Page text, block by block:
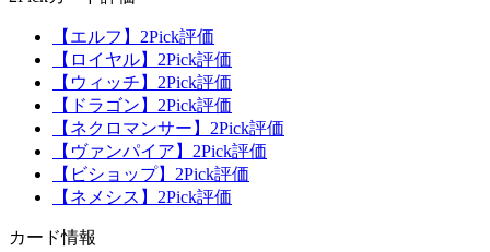
【エルフ】2Pick評価
【ロイヤル】2Pick評価
【ウィッチ】2Pick評価
【ドラゴン】2Pick評価
【ネクロマンサー】2Pick評価
【ヴァンパイア】2Pick評価
【ビショップ】2Pick評価
【ネメシス】2Pick評価
カード情報